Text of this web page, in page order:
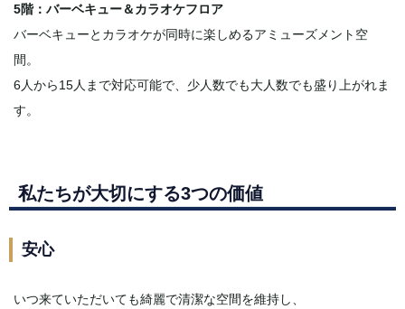
5階：バーベキュー＆カラオケフロア
バーベキューとカラオケが同時に楽しめるアミューズメント空
間。
6人から15人まで対応可能で、少人数でも大人数でも盛り上がれま
す。
私たちが大切にする3つの価値
安心
いつ来ていただいても綺麗で清潔な空間を維持し、